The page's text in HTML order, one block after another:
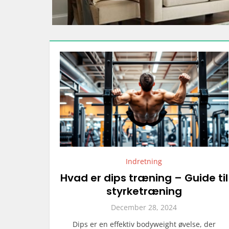
Indretning
Hvad er dips træning – Guide til
styrketræning
December 28, 2024
Dips er en effektiv bodyweight øvelse, der